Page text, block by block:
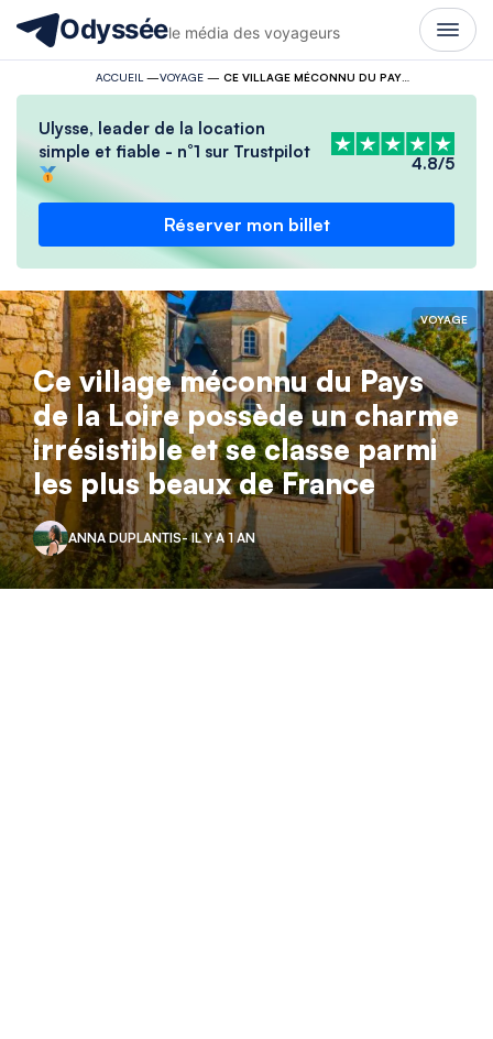
Odysséele média des voyageurs
ACCUEIL —VOYAGE— CE VILLAGE MÉCONNU DU PAYS DE LA LOIRE POSSÈDE UN CHARME IRRÉSISTIBLE ET SE CLASSE PARMI LES PLUS BEAUX DE FRANCE
Ulysse, leader de la location
simple et fiable - n°1 sur Trustpilot
4.8/5
Réserver mon billet
VOYAGE
Ce village méconnu du Pays
de la Loire possède un charme
irrésistible et se classe parmi
les plus beaux de France
ANNA DUPLANTIS- IL Y A 1 AN